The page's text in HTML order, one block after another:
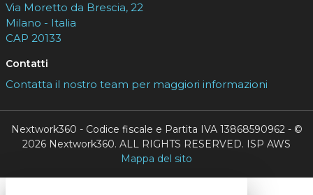
Via Moretto da Brescia, 22
Milano - Italia
CAP 20133
Contatti
Contatta il nostro team per maggiori informazioni
Nextwork360 - Codice fiscale e Partita IVA 13868590962 - ©
2026 Nextwork360. ALL RIGHTS RESERVED. ISP AWS
Mappa del sito